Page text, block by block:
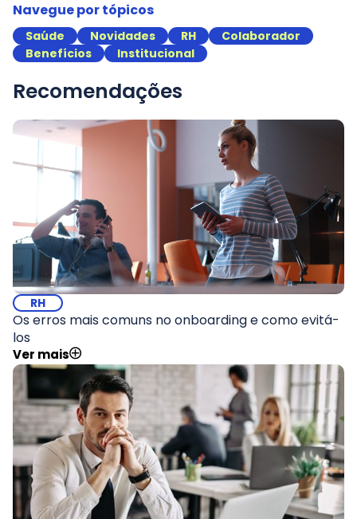
Navegue por tópicos
Saúde Novidades RH
Colaborador
Benefícios
Institucional
Recomendações
RH
Os erros mais comuns no onboarding e como evitá-
los
Ver mais